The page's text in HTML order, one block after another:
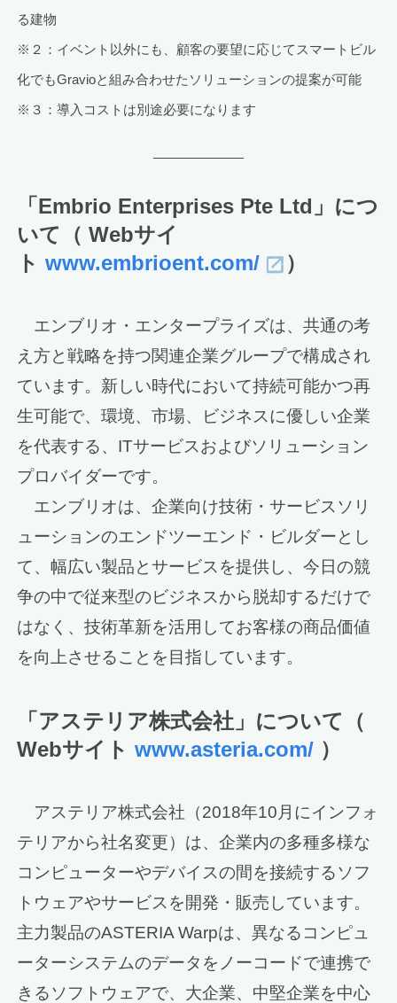
る建物
※２：イベント以外にも、顧客の要望に応じてスマートビル
化でもGravioと組み合わせたソリューションの提案が可能
※３：導入コストは別途必要になります
「Embrio Enterprises Pte Ltd」につ
いて（ Webサイ
トwww.embrioent.com/ ）
エンブリオ・エンタープライズは、共通の考
え方と戦略を持つ関連企業グループで構成され
ています。新しい時代において持続可能かつ再
生可能で、環境、市場、ビジネスに優しい企業
を代表する、ITサービスおよびソリューション
プロバイダーです。
エンブリオは、企業向け技術・サービスソリ
ューションのエンドツーエンド・ビルダーとし
て、幅広い製品とサービスを提供し、今日の競
争の中で従来型のビジネスから脱却するだけで
はなく、技術革新を活用してお客様の商品価値
を向上させることを目指しています。
「アステリア株式会社」について（
Webサイトwww.asteria.com/ ）
アステリア株式会社（2018年10月にインフォ
テリアから社名変更）は、企業内の多種多様な
コンピューターやデバイスの間を接続するソフ
トウェアやサービスを開発・販売しています。
主力製品のASTERIA Warpは、異なるコンピュ
ーターシステムのデータをノーコードで連携で
きるソフトウェアで、大企業、中堅企業を中心